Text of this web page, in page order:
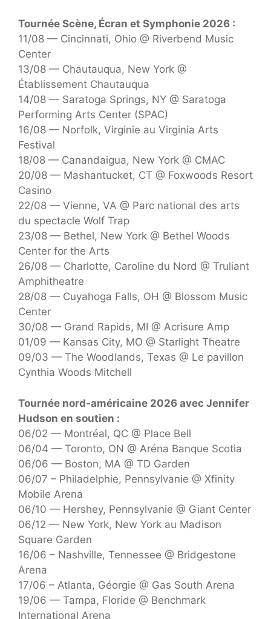
Tournée Scène, Écran et Symphonie 2026 :
11/08 — Cincinnati, Ohio @ Riverbend Music
Center
13/08 — Chautauqua, New York @
Établissement Chautauqua
14/08 — Saratoga Springs, NY @ Saratoga
Performing Arts Center (SPAC)
16/08 — Norfolk, Virginie au Virginia Arts
Festival
18/08 — Canandaigua, New York @ CMAC
20/08 — Mashantucket, CT @ Foxwoods Resort
Casino
22/08 — Vienne, VA @ Parc national des arts
du spectacle Wolf Trap
23/08 — Bethel, New York @ Bethel Woods
Center for the Arts
26/08 — Charlotte, Caroline du Nord @ Truliant
Amphitheatre
28/08 — Cuyahoga Falls, OH @ Blossom Music
Center
30/08 — Grand Rapids, MI @ Acrisure Amp
01/09 — Kansas City, MO @ Starlight Theatre
09/03 — The Woodlands, Texas @ Le pavillon
Cynthia Woods Mitchell
Tournée nord-américaine 2026 avec Jennifer
Hudson en soutien :
06/02 — Montréal, QC @ Place Bell
06/04 — Toronto, ON @ Aréna Banque Scotia
06/06 — Boston, MA @ TD Garden
06/07 – Philadelphie, Pennsylvanie @ Xfinity
Mobile Arena
06/10 — Hershey, Pennsylvanie @ Giant Center
06/12 — New York, New York au Madison
Square Garden
16/06 – Nashville, Tennessee @ Bridgestone
Arena
17/06 – Atlanta, Géorgie @ Gas South Arena
19/06 — Tampa, Floride @ Benchmark
International Arena